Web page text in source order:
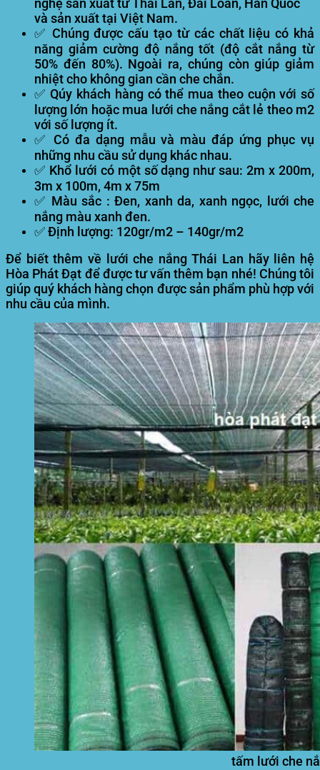
nghệ sản xuất từ Thái Lan, Đài Loan, Hàn Quốc
và sản xuất tại Việt Nam.
✅ Chúng được cấu tạo từ các chất liệu có khả
năng giảm cường độ nắng tốt (độ cắt nắng từ
50% đến 80%). Ngoài ra, chúng còn giúp giảm
nhiệt cho không gian cần che chắn.
✅ Qúy khách hàng có thể mua theo cuộn với số
lượng lớn hoặc mua lưới che nắng cắt lẻ theo m2
với số lượng ít.
✅ Có đa dạng mẫu và màu đáp ứng phục vụ
những nhu cầu sử dụng khác nhau.
✅ Khổ lưới có một số dạng như sau: 2m x 200m,
3m x 100m, 4m x 75m
✅ Màu sắc : Đen, xanh da, xanh ngọc, lưới che
nắng màu xanh đen.
✅ Định lượng: 120gr/m2 – 140gr/m2
Để biết thêm về lưới che nắng Thái Lan hãy liên hệ
Hòa Phát Đạt để được tư vấn thêm bạn nhé! Chúng tôi
giúp quý khách hàng chọn được sản phẩm phù hợp với
nhu cầu của mình.
tấm lưới che